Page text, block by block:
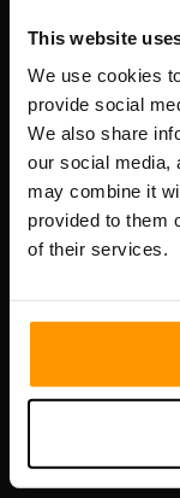
This website
We use cookies
provide social
We also share
our social media,
may combine it
provided to them
of their services.
Vårt företag
Scalable Hosting
Registreringskod:
Adress: Harju